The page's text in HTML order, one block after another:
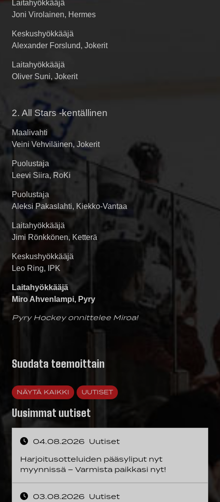
Laitahyökkääjä
Joni Virolainen, Hermes
Keskushyökkääjä
Alexander Forslund, Jokerit
Laitahyökkääjä
Oliver Suni, Jokerit
2. All Stars -kentällinen
Maalivahti
Veini Vehviläinen, Jokerit
Puolustaja
Leevi Siira, RoKi
Puolustaja
Aleksi Pakaslahti, Kiekko-Vantaa
Laitahyökkääjä
Jimi Rönkkönen, Ketterä
Keskushyökkääjä
Leo Ring, IPK
Laitahyökkääjä
Miro Ahvenlampi, Pyry
Pyry Hockey onnittelee Miroa!
Suodata teemoittain
NÄYTÄ KAIKKI UUTISET
Uusimmat uutiset
04.08.2026 Uutiset
Harjoitusotteluiden pääsyliput nyt
myynnissä – Varmista paikkasi nyt!
03.08.2026 Uutiset